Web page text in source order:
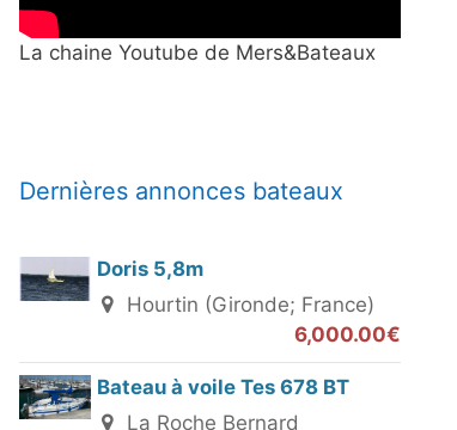
La chaine Youtube de Mers&Bateaux
Dernières annonces bateaux
Doris 5,8m
Hourtin (Gironde; France)
6,000.00€
Bateau à voile Tes 678 BT
La Roche Bernard